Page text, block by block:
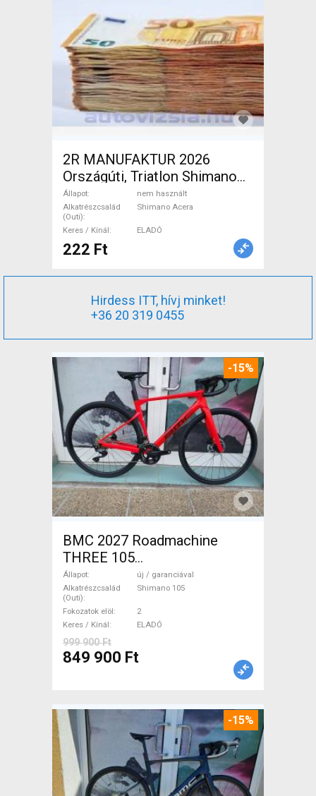
2R MANUFAKTUR 2026
Országúti, Triatlon Shimano
Acera tárcsafék nem használt
ELADÓ
Állapot
nem használt
Alkatrészcsalád
(Outi)
Shimano Acera
Keres / Kínál ELADÓ
222 Ft
Hirdess ITT, hívj minket!
+36 20 319 0455
-15%
BMC 2027 Roadmachine
THREE 105
(47,51,54,56,58,61) Országúti
Shimano 105 tárcsafék új /
garanciával ELADÓ
Állapot
új / garanciával
Alkatrészcsalád
(Outi)
Shimano 105
Fokozatok elöl
2
Keres / Kínál
ELADÓ
999 900 Ft
849 900 Ft
-15%